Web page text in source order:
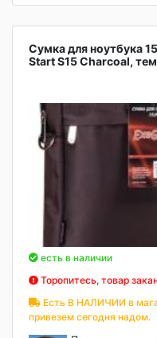
Сумка для ноутбука
Start S15 Charcoal,
есть в наличии
Торопитесь, товар
Есть В НАЛИЧИИ в
привезем сегодня надом.